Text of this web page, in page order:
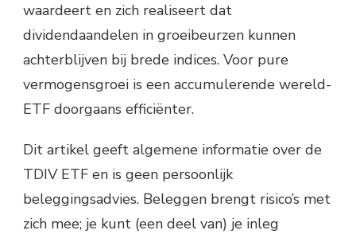
waardeert en zich realiseert dat
dividendaandelen in groeibeurzen kunnen
achterblijven bij brede indices. Voor pure
vermogensgroei is een accumulerende wereld-
ETF doorgaans efficiënter.
Dit artikel geeft algemene informatie over de
TDIV ETF en is geen persoonlijk
beleggingsadvies. Beleggen brengt risico’s met
zich mee; je kunt (een deel van) je inleg